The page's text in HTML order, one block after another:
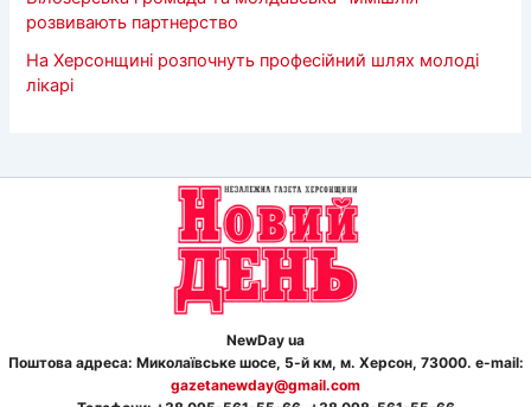
розвивають партнерство
На Херсонщині розпочнуть професійний шлях молоді
лікарі
NewDay ua
Поштова адреса: Миколаївське шосе, 5-й км, м. Херсон, 73000. e-mail:
gazetanewday@gmail.com